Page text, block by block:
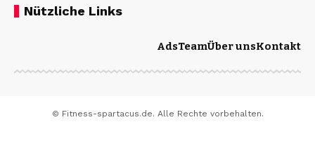
Nützliche Links
AdsTeamÜber unsKontakt
© Fitness-spartacus.de. Alle Rechte vorbehalten.